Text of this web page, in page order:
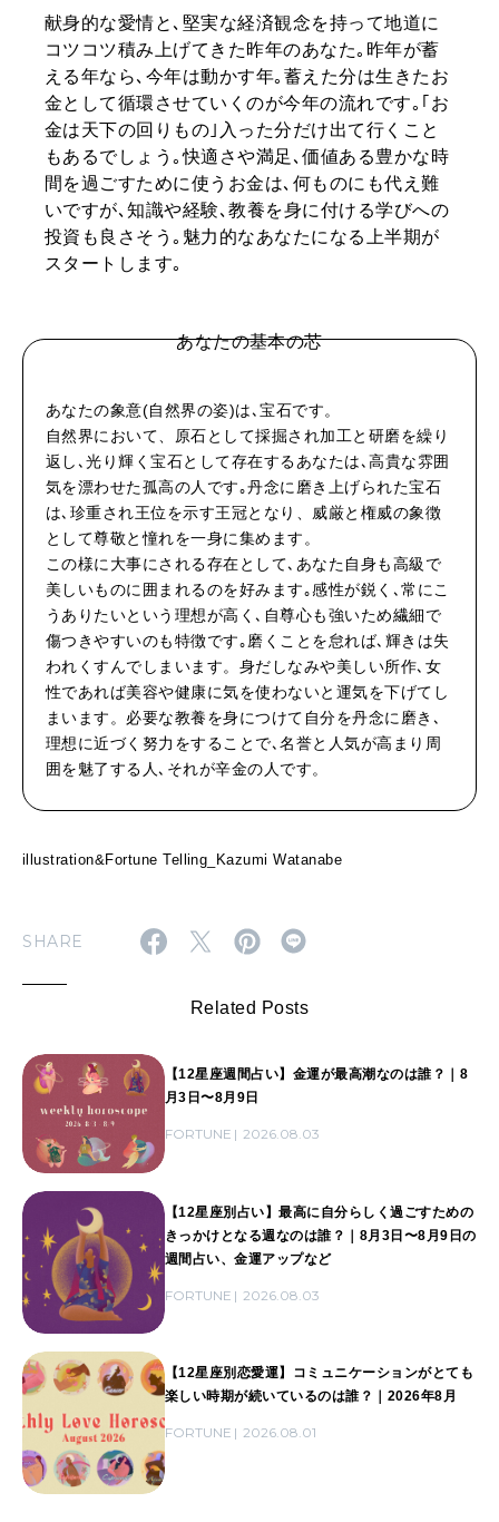
WORK&MONEY
いい人生って？
MAGAZINE
2026年9月号「北海道 おいしく遊ぶ、夏のご褒美旅。」
2026年8月号『お茶の時間です。』
2026年6月号「大銀座 トレンドが生まれる 新しい一流店へ。」
2026年5月号「“大好き”に出会いに。韓国」
2026年4月号「未来をつくる、学びの教科書。」
2026年3月号「スイーツ予想図 2026」
2026年2月号「良運を掴む 新・開運術。」
2026年1月号「猫がいれば、幸せ」
2025年12月号「お酒の新常識。」
FOLLOW US!
献身的な愛情と､堅実な経済観念を持って地道に
コツコツ積み上げてきた昨年のあなた｡昨年が蓄
える年なら､今年は動かす年｡蓄えた分は生きたお
金として循環させていくのが今年の流れです｡｢お
金は天下の回りもの｣入った分だけ出て行くこと
もあるでしょう｡快適さや満足､価値ある豊かな時
間を過ごすために使うお金は､何ものにも代え難
いですが､知識や経験､教養を身に付ける学びへの
投資も良さそう｡魅力的なあなたになる上半期が
スタートします｡
あなたの基本の芯
あなたの象意(自然界の姿)は､宝石です。
自然界において、原石として採掘され加工と研磨を繰り
返し､光り輝く宝石として存在するあなたは､高貴な雰囲
気を漂わせた孤高の人です｡丹念に磨き上げられた宝石
は､珍重され王位を示す王冠となり、威厳と権威の象徴
として尊敬と憧れを一身に集めます。
この様に大事にされる存在として､あなた自身も高級で
美しいものに囲まれるのを好みます｡感性が鋭く､常にこ
うありたいという理想が高く､自尊心も強いため繊細で
傷つきやすいのも特徴です｡磨くことを怠れば､輝きは失
われくすんでしまいます。身だしなみや美しい所作､女
性であれば美容や健康に気を使わないと運気を下げてし
まいます。必要な教養を身につけて自分を丹念に磨き､
理想に近づく努力をすることで､名誉と人気が高まり周
囲を魅了する人､それが辛金の人です。
illustration&Fortune Telling_Kazumi Watanabe
SHARE
Related Posts
【12星座週間占い】金運が最高潮なのは誰？｜8
月3日〜8月9日
FORTUNE 2026.08.03
【12星座別占い】最高に自分らしく過ごすための
きっかけとなる週なのは誰？｜8月3日〜8月9日の
週間占い、金運アップなど
FORTUNE 2026.08.03
【12星座別恋愛運】コミュニケーションがとても
楽しい時期が続いているのは誰？｜2026年8月
FORTUNE 2026.08.01